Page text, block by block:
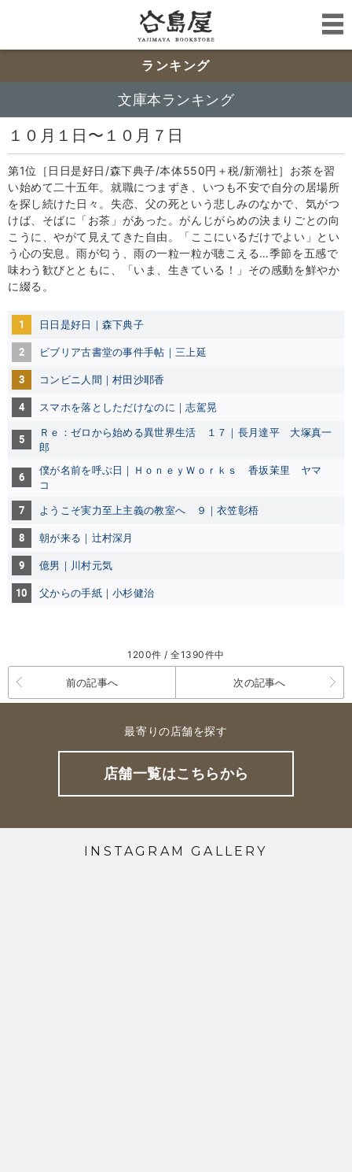
ランキング
文庫本ランキング
１０月１日〜１０月７日
第1位［日日是好日/森下典子/本体550円＋税/新潮社］お茶を習
い始めて二十五年。就職につまずき、いつも不安で自分の居場所
を探し続けた日々。失恋、父の死という悲しみのなかで、気がつ
けば、そばに「お茶」があった。がんじがらめの決まりごとの向
こうに、やがて見えてきた自由。「ここにいるだけでよい」とい
う心の安息。雨が匂う、雨の一粒一粒が聴こえる…季節を五感で
味わう歓びとともに、「いま、生きている！」その感動を鮮やか
に綴る。
1 日日是好日｜森下典子
2 ビブリア古書堂の事件手帖｜三上延
3 コンビニ人間｜村田沙耶香
4 スマホを落としただけなのに｜志駕晃
5 Ｒｅ：ゼロから始める異世界生活 １７｜長月達平
大塚真一
郎
6 僕が名前を呼ぶ日｜ＨｏｎｅｙＷｏｒｋｓ 香坂茉里
ヤマ
コ
7 ようこそ実力至上主義の教室へ ９｜衣笠彰梧
8 朝が来る｜辻村深月
9 億男｜川村元気
10 父からの手紙｜小杉健治
1200件 / 全1390件中
前の記事へ 次の記事へ
最寄りの店舗を探す
店舗一覧はこちらから
INSTAGRAM GALLERY